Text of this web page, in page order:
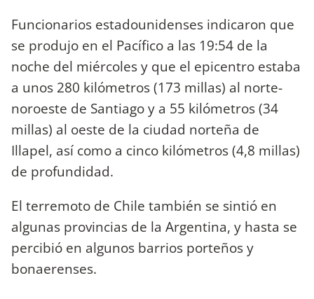
Funcionarios estadounidenses indicaron que
se produjo en el Pacífico a las 19:54 de la
noche del miércoles y que el epicentro estaba
a unos 280 kilómetros (173 millas) al norte-
noroeste de Santiago y a 55 kilómetros (34
millas) al oeste de la ciudad norteña de
Illapel, así como a cinco kilómetros (4,8 millas)
de profundidad.
El terremoto de Chile también se sintió en
algunas provincias de la Argentina, y hasta se
percibió en algunos barrios porteños y
bonaerenses.